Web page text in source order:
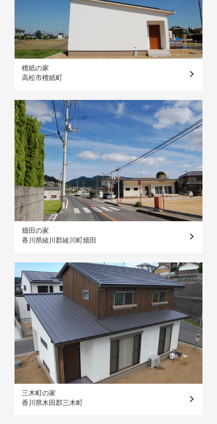
檀紙の家
高松市檀紙町
畑田の家
香川県綾川郡綾川町畑田
三木町の家
香川県木田郡三木町